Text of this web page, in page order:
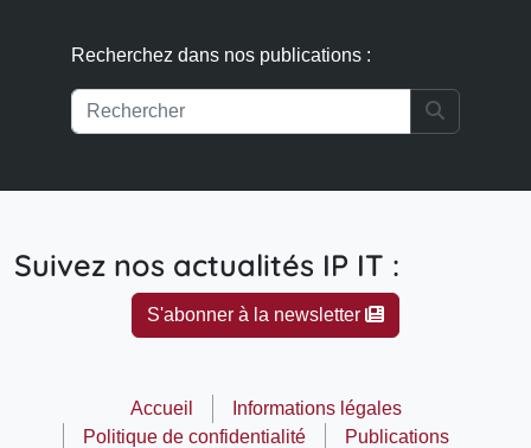
Recherchez dans nos publications :
Suivez nos actualités IP IT :
S'abonner à la newsletter
Accueil
Informations légales
Politique de confidentialité
Publications